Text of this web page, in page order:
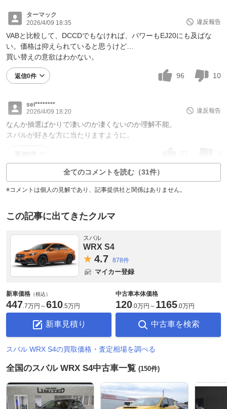
ターマック
2026/4/09 18:35
違反報告
VABと比較して、DCCDでもなければ、パワーもEJ20にも及ばな
い。価格は抑えられていると思うけど…
買い替えの意欲はわかない。
返信0件 96 10
sei********
2026/4/09 18:20
違反報告
なんか抽選ばかりで凄いのか凄くないのか理解不能。
スバルが好きな方に当たりますように。
全てのコメントを読む（31件）
※コメントは個人の見解であり、記事提供社と関係はありません。
この記事に出てきたクルマ
スバル
WRX S4
4.7 878件
マイカー登録
新車価格 （税込）
447.7万円 ～610.5万円
新車見積り
中古車本体価格
120.0万円 ～ 1165.0万円
中古車を検索
スバル WRX S4の買取価格・査定相場を調べる
全国のスバル WRX S4中古車一覧 (150件)